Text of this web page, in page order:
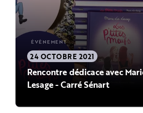
ÉVÈNEMENT
24 OCTOBRE 2021
Rencontre dédicace avec
Lesage - Carré Sénart